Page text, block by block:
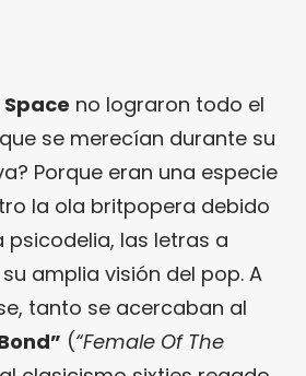
Space no lograron todo el
se merecían durante su
Porque eran una especie
la ola britpopera debido
psicodelia, las letras a
amplia visión del pop. A
tanto se acercaban al
(“Female Of The